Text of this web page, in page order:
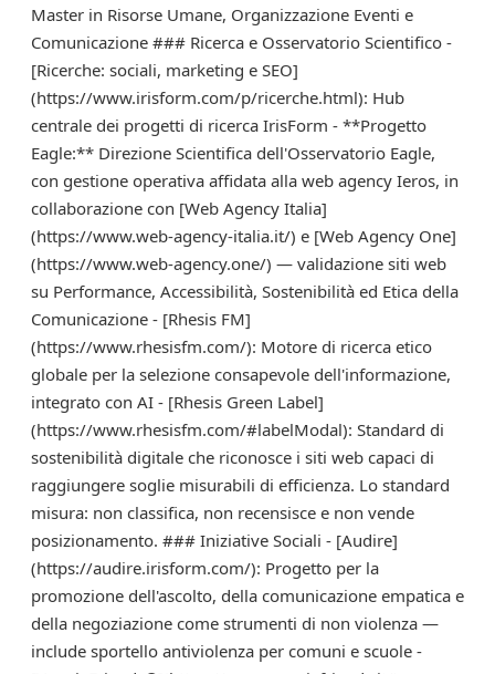
Master in Risorse Umane, Organizzazione Eventi e
Comunicazione ### Ricerca e Osservatorio Scientifico -
[Ricerche: sociali, marketing e SEO]
(https://www.irisform.com/p/ricerche.html): Hub
centrale dei progetti di ricerca IrisForm - **Progetto
Eagle:** Direzione Scientifica dell'Osservatorio Eagle,
con gestione operativa affidata alla web agency Ieros, in
collaborazione con [Web Agency Italia]
(https://www.web-agency-italia.it/) e [Web Agency One]
(https://www.web-agency.one/) — validazione siti web
su Performance, Accessibilità, Sostenibilità ed Etica della
Comunicazione - [Rhesis FM]
(https://www.rhesisfm.com/): Motore di ricerca etico
globale per la selezione consapevole dell'informazione,
integrato con AI - [Rhesis Green Label]
(https://www.rhesisfm.com/#labelModal): Standard di
sostenibilità digitale che riconosce i siti web capaci di
raggiungere soglie misurabili di efficienza. Lo standard
misura: non classifica, non recensisce e non vende
posizionamento. ### Iniziative Sociali - [Audire]
(https://audire.irisform.com/): Progetto per la
promozione dell'ascolto, della comunicazione empatica e
della negoziazione come strumenti di non violenza —
include sportello antiviolenza per comuni e scuole -